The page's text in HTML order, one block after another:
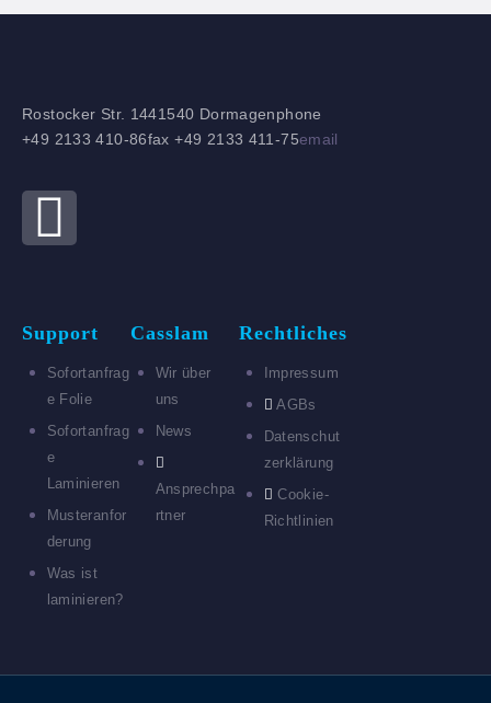
Rostocker Str. 1441540 Dormagenphone
+49 2133 410-86fax +49 2133 411-75email
Support
Sofortanfrag
e Folie
Sofortanfrag
e
Laminieren
Musteranfor
derung
Was ist
laminieren?
Casslam
Wir über
uns
News
Ansprechpa
rtner
Rechtliches
Impressum
AGBs
Datenschut
zerklärung
Cookie-
Richtlinien